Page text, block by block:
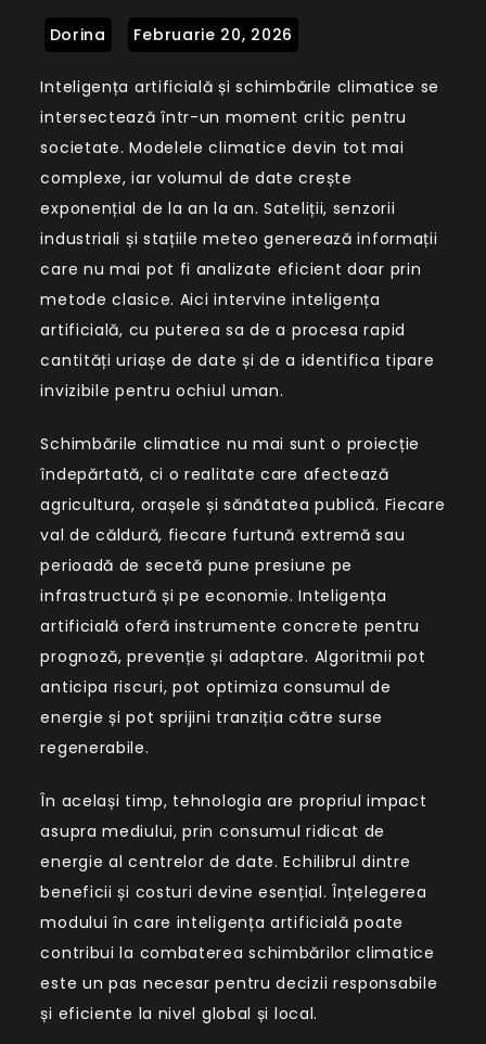
Inteligența artificială și schimbările climatice se
intersectează într-un moment critic pentru
societate. Modelele climatice devin tot mai
complexe, iar volumul de date crește
exponențial de la an la an. Sateliții, senzorii
industriali și stațiile meteo generează informații
care nu mai pot fi analizate eficient doar prin
metode clasice. Aici intervine inteligența
artificială, cu puterea sa de a procesa rapid
cantități uriașe de date și de a identifica tipare
invizibile pentru ochiul uman.
Schimbările climatice nu mai sunt o proiecție
îndepărtată, ci o realitate care afectează
agricultura, orașele și sănătatea publică. Fiecare
val de căldură, fiecare furtună extremă sau
perioadă de secetă pune presiune pe
infrastructură și pe economie. Inteligența
artificială oferă instrumente concrete pentru
prognoză, prevenție și adaptare. Algoritmii pot
anticipa riscuri, pot optimiza consumul de
energie și pot sprijini tranziția către surse
regenerabile.
În același timp, tehnologia are propriul impact
asupra mediului, prin consumul ridicat de
energie al centrelor de date. Echilibrul dintre
beneficii și costuri devine esențial. Înțelegerea
modului în care inteligența artificială poate
contribui la combaterea schimbărilor climatice
este un pas necesar pentru decizii responsabile
și eficiente la nivel global și local.